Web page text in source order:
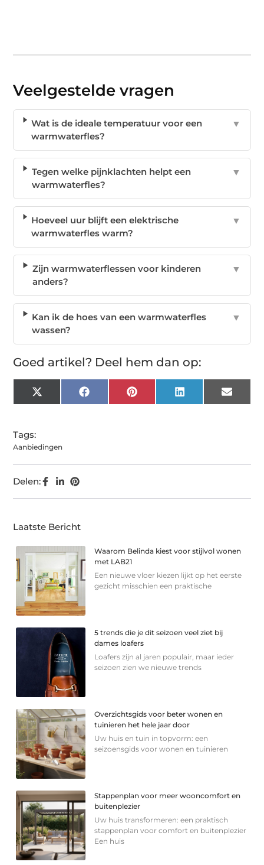
Veelgestelde vragen
Wat is de ideale temperatuur voor een
warmwaterfles?
▼
Tegen welke pijnklachten helpt een
warmwaterfles?
▼
Hoeveel uur blijft een elektrische
warmwaterfles warm?
▼
Zijn warmwaterflessen voor kinderen
anders?
▼
Kan ik de hoes van een warmwaterfles
wassen?
▼
Goed artikel? Deel hem dan op:
X
(Twitter)
FacebookPinterest LinkedIn Email
Tags:
Aanbiedingen
Delen:
Laatste Bericht
Waarom Belinda kiest voor stijlvol wonen
met LAB21
Een nieuwe vloer kiezen lijkt op het eerste
gezicht misschien een praktische
5 trends die je dit seizoen veel ziet bij
dames loafers
Loafers zijn al jaren populair, maar ieder
seizoen zien we nieuwe trends
Overzichtsgids voor beter wonen en
tuinieren het hele jaar door
Uw huis en tuin in topvorm: een
seizoensgids voor wonen en tuinieren
Stappenplan voor meer wooncomfort en
buitenplezier
Uw huis transformeren: een praktisch
stappenplan voor comfort en buitenplezier
Een huis